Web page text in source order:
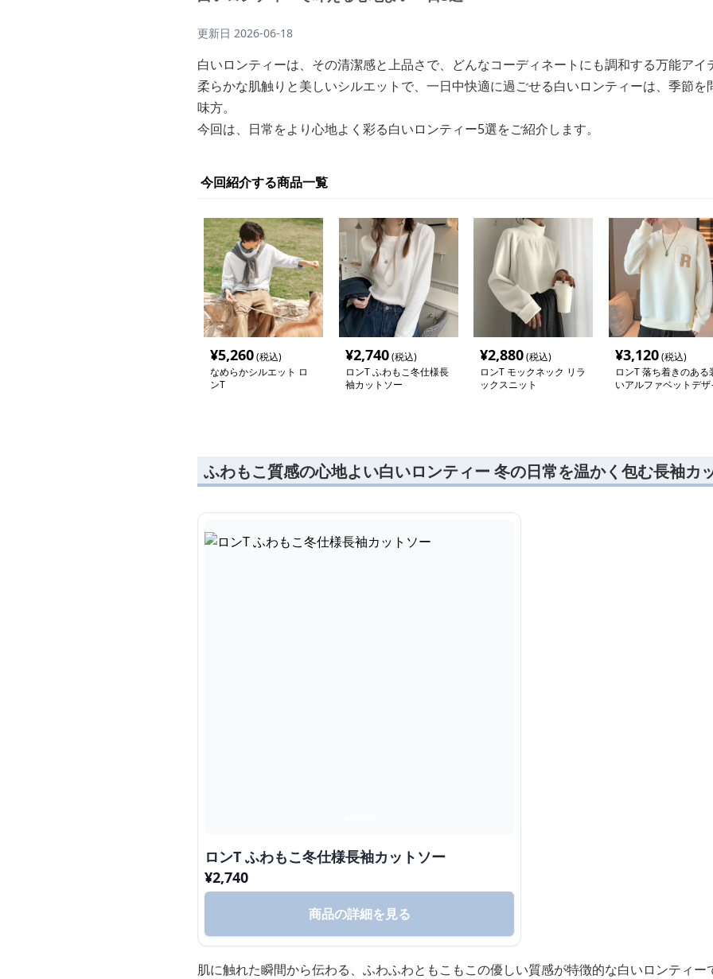
更新日 2026-06-18
白いロンティーは、その清潔感と上品さで、どんなコーディネートにも調和する万能アイ
柔らかな肌触りと美しいシルエットで、一日中快適に過ごせる白いロンティーは、季節を
味方。
今回は、日常をより心地よく彩る白いロンティー5選をご紹介します。
今回紹介する商品一覧
¥5,260(税込)
なめらかシルエット ロ
ンT
¥2,740(税込)
ロンT ふわもこ冬仕様長
袖カットソー
¥2,880(税込)
ロンT モックネック リラ
ックスニット
¥3,120(税込)
ロンT 落ち着きのある
いアルファベットデザ
ふわもこ質感の心地よい白いロンティー 冬の日常を温かく包む長袖カ
ロンT ふわもこ冬仕様長袖カットソー
¥2,740
商品の詳細を見る
肌に触れた瞬間から伝わる、ふわふわともこもこの優しい質感が特徴的な白いロンティー